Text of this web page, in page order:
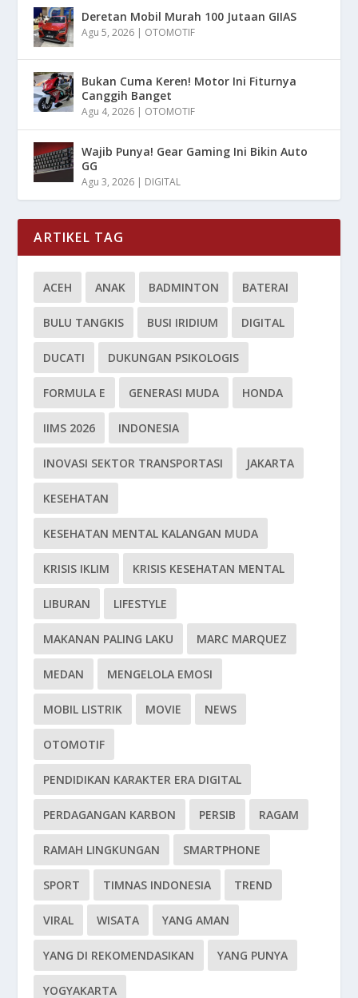
Deretan Mobil Murah 100 Jutaan GIIAS
Agu 5, 2026 | OTOMOTIF
Bukan Cuma Keren! Motor Ini Fiturnya
Canggih Banget
Agu 4, 2026 | OTOMOTIF
Wajib Punya! Gear Gaming Ini Bikin Auto
GG
Agu 3, 2026 | DIGITAL
ARTIKEL TAG
ACEH ANAK BADMINTON BATERAI
BULU TANGKIS BUSI IRIDIUM DIGITAL
DUCATI DUKUNGAN PSIKOLOGIS
FORMULA E GENERASI MUDA HONDA
IIMS 2026 INDONESIA
INOVASI SEKTOR TRANSPORTASI JAKARTA
KESEHATAN
KESEHATAN MENTAL KALANGAN MUDA
KRISIS IKLIM KRISIS KESEHATAN MENTAL
LIBURAN LIFESTYLE
MAKANAN PALING LAKU MARC MARQUEZ
MEDAN MENGELOLA EMOSI
MOBIL LISTRIK MOVIE NEWS
OTOMOTIF
PENDIDIKAN KARAKTER ERA DIGITAL
PERDAGANGAN KARBON PERSIB RAGAM
RAMAH LINGKUNGAN SMARTPHONE
SPORT TIMNAS INDONESIA TREND
VIRAL WISATA YANG AMAN
YANG DI REKOMENDASIKAN YANG PUNYA
YOGYAKARTA